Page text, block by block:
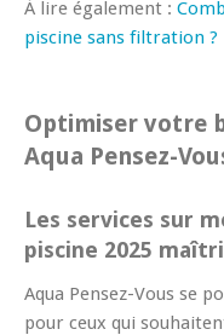
À lire également :
piscine sans filtration ?
Optimiser votre
Aqua Pensez-
Les services sur
piscine 2025
Aqua Pensez-Vous se
pour ceux qui